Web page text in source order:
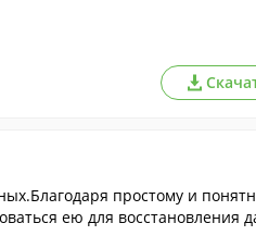
простому и
ею для восстановления